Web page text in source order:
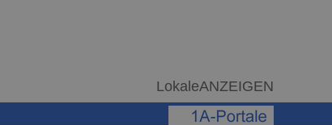
LokaleANZEIGEN